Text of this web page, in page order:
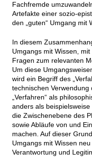
Fachfremde
Artefakte einer sozio-
den „guten“ Umgang mit
In diesem
Umgangs mit Wissen,
Fragen zum relevanten
Um diese
wird ein Begriff des
technischen
„Verfahren“ als
anders als
die Zwischenebene des
sowie Abläufe von und
machen. Auf dieser
Umgangs mit Wissen
Verantwortung und